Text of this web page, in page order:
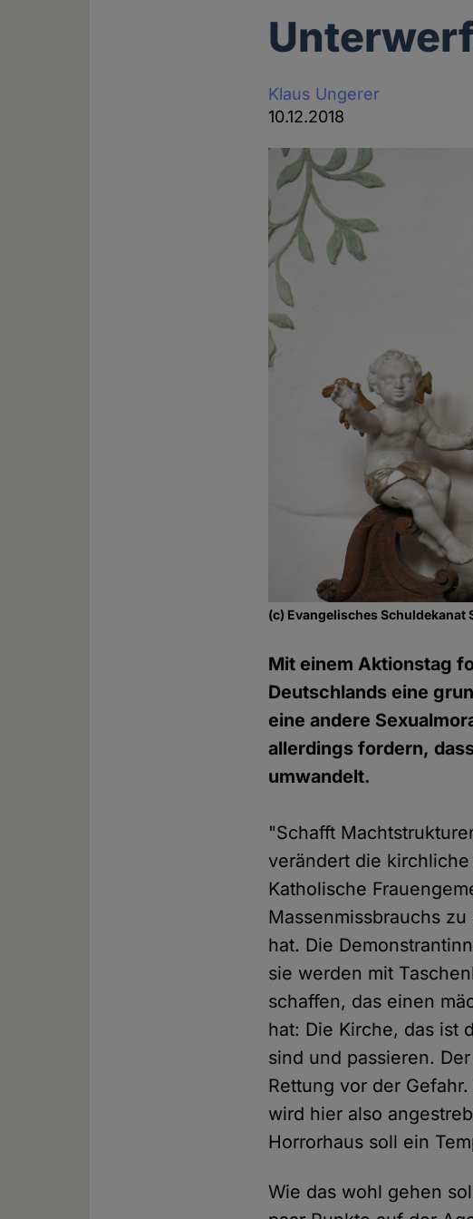
Klaus Ungerer
10.12.2018
(c) Evangelisches
Mit einem Aktionstag
Deutschlands eine
eine andere
allerdings fordern,
umwandelt.
"Schafft
verändert die
Katholische
Massenmissbrauchs
hat. Die
sie werden mit
schaffen, das einen
hat: Die Kirche, das ist
sind und passieren.
Rettung vor der
wird hier also
Horrorhaus soll ein
Wie das wohl gehen